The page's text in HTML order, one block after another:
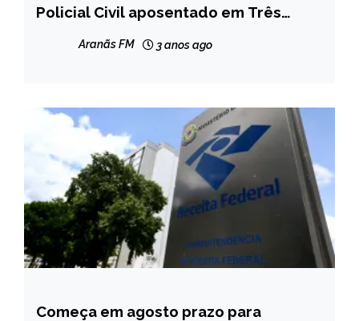
GERAIS
NOTÍCIAS
Policial Civil aposentado em Três
Aranãs FM 3 anos ago
BRASIL
Começa em agosto prazo para